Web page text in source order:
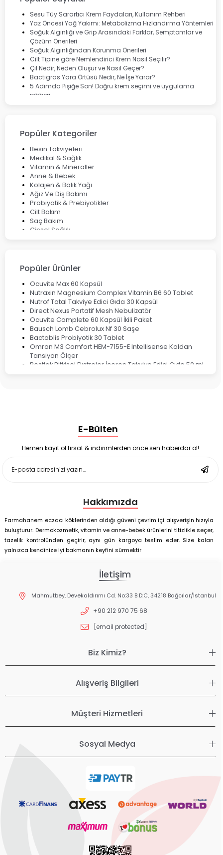
Cebrolux
Dermoskin
Marvis
Rcfarma
Sesu Tüy Sarartıcı Krem Faydaları, Kullanım Rehberi
Yaz Öncesi Yağ Yakımı: Metabolizma Hızlandırma Yöntemleri
Soğuk Algınlığı ve Grip Arasındaki Farklar, Semptomlar ve
Çözüm Önerileri
Soğuk Algınlığından Korunma Önerileri
Cilt Tipine göre Nemlendirici Krem Nasıl Seçilir?
Çil Nedir, Neden Oluşur ve Nasıl Geçer?
Bactigras Yara Örtüsü Nedir, Ne İşe Yarar?
5 Adımda Pişiğe Son! Doğru krem seçimi ve uygulama
rehberi
Çözüm Yolları
Bocavirüs Enfeksiyonu Hakkında Bilmeniz Gerekenler
Deep Flex Topraklama Matı Nedir? Detaylı Rehber
Mumiyo Nedir? Faydaları ve Kullanım Alanları Nelerdir?
Popüler Kategoriler
Besin Takviyeleri
Medikal & Sağlık
Vitamin & Mineraller
Anne & Bebek
Kolajen & Balık Yağı
Ağız Ve Diş Bakımı
Probiyotik & Prebiyotikler
Cilt Bakım
Saç Bakım
Cinsel Sağlık
Popüler Ürünler
Ocuvite Max 60 Kapsül
Nutraxin Magnesium Complex Vitamin B6 60 Tablet
Nutrof Total Takviye Edici Gıda 30 Kapsül
Direct Nexus Portatif Mesh Nebulizatör
Ocuvite Complete 60 Kapsül İkili Paket
Bausch Lomb Cebrolux Nf 30 Saşe
Bactoblis Probiyotik 30 Tablet
Omron M3 Comfort HEM-7155-E Intellisense Koldan
Tansiyon Ölçer
Bestlak Bitkisel Ekstreler İçeren Takviye Edici Gıda 50 ml
Enterogermina Family 5 ml 20 Flakon
Deep Flex Stres Azaltıcı ve Enerji Dengeleyici Topraklama
Matı Set 40x60 cm
Deep Flex Stres Azaltıcı ve Enerji Dengeleyici Topraklama
E-Bülten
Hemen kayıt ol fırsat & indirimlerden önce sen haberdar ol!
Hakkımızda
Farmahanem eczacı köklerinden aldığı güveni çevrim içi alışverişin hızıyla
buluşturur. Dermokozmetik, vitamin ve anne-bebek ürünlerini titizlikle seçer,
tazelik kontrolünden geçirir, aynı gün kargoya teslim eder. Size kalan
yalnızca kendinize iyi bakmanın keyfini sürmektir
İletişim
Mahmutbey, Devekaldırımı Cd. No:33 B D:C, 34218 Bağcılar/İstanbul
+90 212 970 75 68
[email protected]
Biz Kimiz?
Alışveriş Bilgileri
Müşteri Hizmetleri
Sosyal Medya